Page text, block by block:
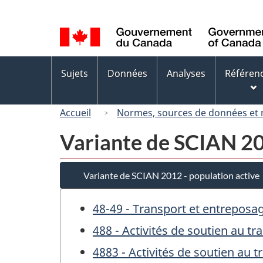
de
la
langue
des
Sujets Données Analyses
Accueil Normes, sources de données et
Variante de SCIAN
Variante de SCIAN 2012 - population active
48-49 - Transport et
488 - Activités de soutien au
4883 - Activités de soutien au